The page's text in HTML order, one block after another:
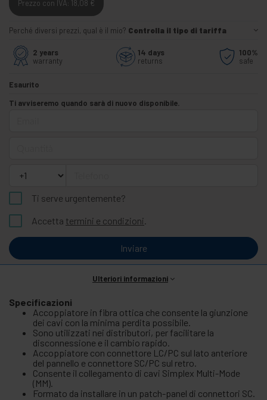
Prezzo con IVA: 18,08 €
Perché diversi prezzi, qual è il mio? Controlla il tipo di tariffa
2 years
warranty
14 days
returns
100%
safe
Esaurito
Ti avviseremo quando sarà di nuovo disponibile.
Ti serve urgentemente?
Accetta termini e condizioni.
Inviare
Ulteriori informazioni
Specificazioni
Accoppiatore in fibra ottica che consente la giunzione
dei cavi con la minima perdita possibile.
Sono utilizzati nei distributori, per facilitare la
disconnessione e il cambio rapido.
Accoppiatore con connettore LC/PC sul lato anteriore
del pannello e connettore SC/PC sul retro.
Consente il collegamento di cavi Simplex Multi-Mode
(MM).
Formato da installare in un patch-panel di connettori SC.